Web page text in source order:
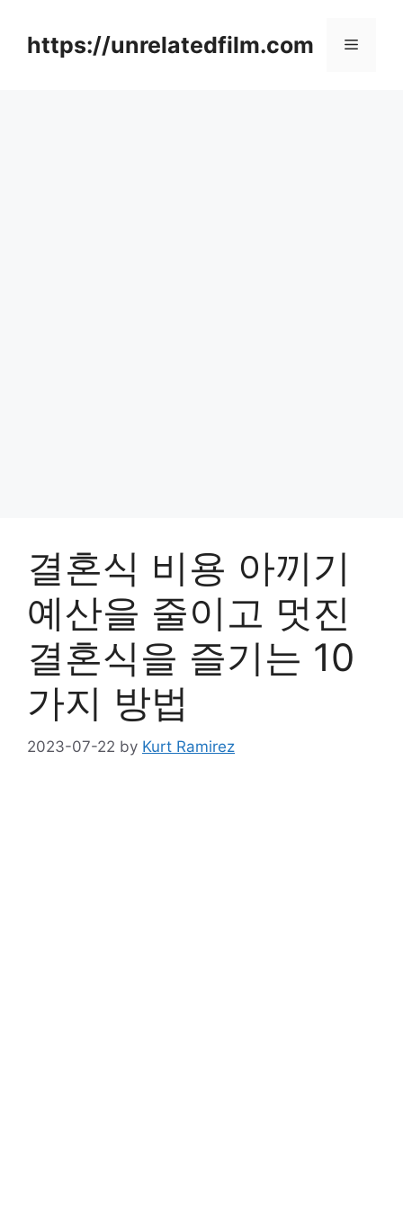
contenthttps://unrelatedfilm.com Menu
결혼식 비용 아끼기
예산을 줄이고 멋진
결혼식을 즐기는 10
가지 방법
2023-07-22 by Kurt Ramirez